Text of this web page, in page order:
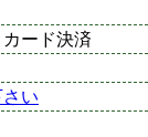
ード決済
い